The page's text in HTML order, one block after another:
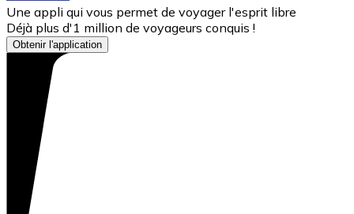
Une appli qui vous permet de voyager l'esprit libre
Déjà plus d'1 million de voyageurs conquis !
Obtenir l'application